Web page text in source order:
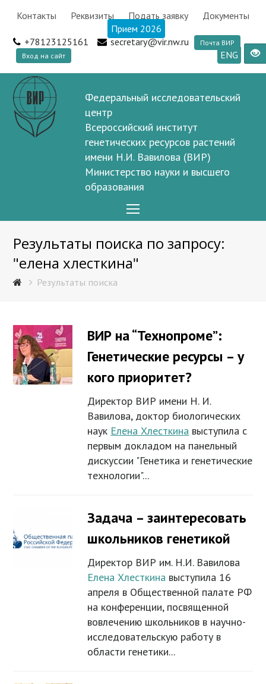
Контакты Реквизиты Подать заявку
Документы
Прием 2026
+78123125161
secretary@vir.nw.ru
Почта ВИР
Вход на сайт
ENG
Федеральный исследовательский
центр
Всероссийский институт
генетических ресурсов растений
имени Н.И. Вавилова (ВИР)
Министерство науки и высшего
образования
Menu
Результаты поиска по запросу:
"елена хлесткина"
Результаты поиска
ВИР на “Технопроме”:
Генетические ресурсы – у
кого приоритет?
Директор ВИР имени Н. И.
Вавилова, доктор биологических
наук Елена Хлесткина выступила с
первым докладом на панельный
дискуссии "Генетика и генетические
технологии"...
Задача – заинтересовать
школьников генетикой
Директор ВИР им. Н.И. Вавилова
Елена Хлесткина выступила 16
апреля в Общественной палате РФ
на конференции, посвященной
вовлечению школьников в научно-
исследовательскую работу в
области генетики...